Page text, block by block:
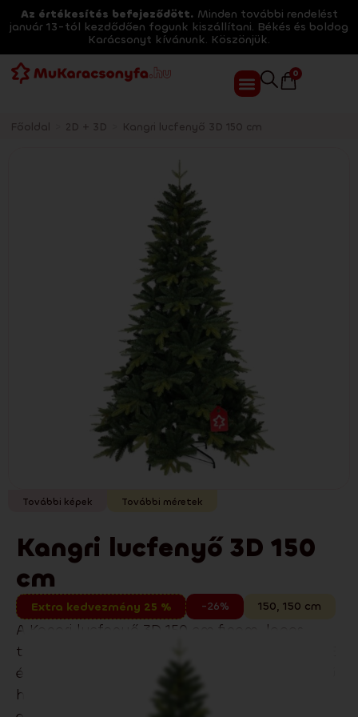
Az értékesítés befejeződött. Minden további rendelést
január 13-tól kezdődően fogunk kiszállítani. Békés és boldog
Karácsonyt kívánunk. Köszönjük.
0
Főoldal 2D + 3D Kangri lucfenyő 3D 150 cm
További képek További méretek
Kangri lucfenyő 3D 150
cm
Extra kedvezmény 25 % -26% 150, 150 cm
A Kangri lucfenyő 3D 150 cm finom, lapos
tűlevelekkel és elegáns megjelenéssel és 3D PE
és 2D PVC tűlevelek kombinációjával, kétszínű
hatással jellemzi. Modern és klasszikus